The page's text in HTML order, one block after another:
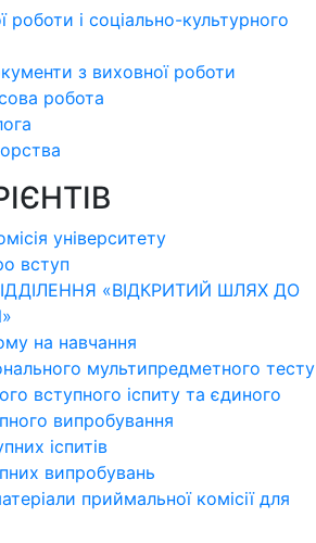
роботи і соціально-культурного
з виховної роботи
робота
університету
вступ
«ВІДКРИТИЙ ШЛЯХ ДО
на навчання
мультипредметного тесту
вступного іспиту та єдиного
випробування
іспитів
випробувань
приймальної комісії для